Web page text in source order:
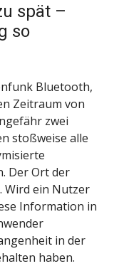
spät –
so
Bluetooth,
Zeitraum von
zwei
stoßweise alle
Der Ort der
Wird ein Nutzer
Information in
in der
haben.